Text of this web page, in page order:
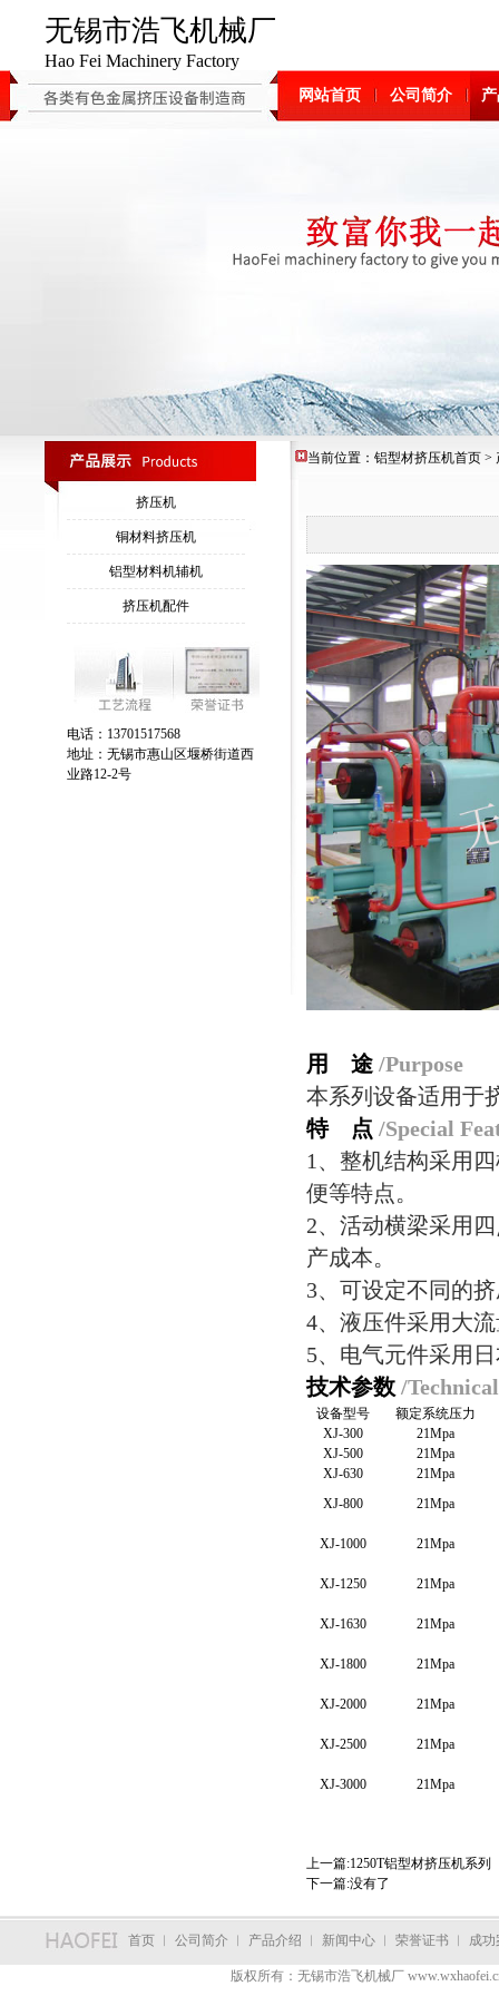
无锡市浩飞机械厂
Hao Fei Machinery Factory
网站首页 公司简介
挤压机
铜材料挤压机
铝型材料机辅机
挤压机配件
电话：13701517568
地址：无锡市惠山区堰桥街道西
业路12-2号
当前位置： 铝型材挤压机首页 >
用 途 /Purpose
本系列设备适用于
特 点 /Special
1 、整机结构采用
便等特点。
2、活动横梁采用
产成本。
3、可设定不同的
4、液压件采用大
5、电气元件采用
技术参数 /
设备型号
额定系统压力
XJ-300
21Mpa
XJ-500
21Mpa
XJ-630
21Mpa
XJ-800
21Mpa
XJ-1000 21Mpa
XJ-1250 21Mpa
XJ-1630 21Mpa
XJ-1800 21Mpa
XJ-2000 21Mpa
XJ-2500 21Mpa
XJ-3000 21Mpa
上一篇:1250T铝型材挤压机系列
下一篇:没有了
首页 公司简介 产品介绍 新闻中心 荣誉证书 成功
版权所有：无锡市浩飞机械厂